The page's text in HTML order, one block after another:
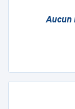
Aucun